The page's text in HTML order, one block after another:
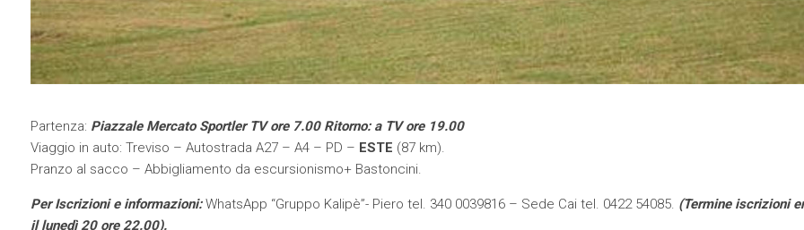
Partenza: Piazzale Mercato Sportler TV ore 7.00 Ritorno: a TV ore 19.00
Viaggio in auto: Treviso – Autostrada A27 – A4 – PD – ESTE (87 km).
Pranzo al sacco – Abbigliamento da escursionismo+ Bastoncini.
Per Iscrizioni e informazioni:WhatsApp “Gruppo Kalipè”- Piero tel. 340 0039816 – Sede Cai tel. 0422 54085. (Termine iscrizioni
il lunedì 20 ore 22.00).